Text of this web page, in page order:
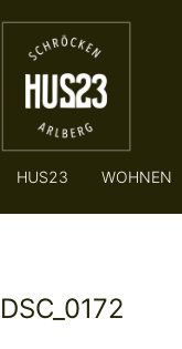
HUS23 WOHNEN
DSC_0172